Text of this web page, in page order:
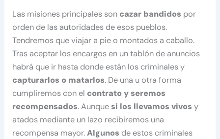
Las misiones principales son cazar bandidos por
orden de las autoridades de esos pueblos.
Tendremos que viajar a pie o montados a caballo.
Tras aceptar los encargos en un tablón de anuncios
habrá que ir hasta donde están los criminales y
capturarlos o matarlos. De una u otra forma
cumpliremos con el contrato y seremos
recompensados. Aunquesi los llevamos vivos y
atados mediante un lazo recibiremos una
recompensa mayor.Algunos de estos criminales